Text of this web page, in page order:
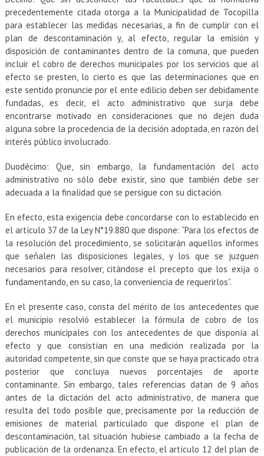
precedentemente citada otorga a la Municipalidad de Tocopilla
para establecer las medidas necesarias, a fin de cumplir con el
plan de descontaminación y, al efecto, regular la emisión y
disposición de contaminantes dentro de la comuna, que pueden
incluir el cobro de derechos municipales por los servicios que al
efecto se presten, lo cierto es que las determinaciones que en
este sentido pronuncie por el ente edilicio deben ser debidamente
fundadas, es decir, el acto administrativo que surja debe
encontrarse motivado en consideraciones que no dejen duda
alguna sobre la procedencia de la decisión adoptada, en razón del
interés público involucrado.
Duodécimo: Que, sin embargo, la fundamentación del acto
administrativo no sólo debe existir, sino que también debe ser
adecuada a la finalidad que se persigue con su dictación.
En efecto, esta exigencia debe concordarse con lo establecido en
el artículo 37 de la Ley N°19.880 que dispone: “Para los efectos de
la resolución del procedimiento, se solicitarán aquellos informes
que señalen las disposiciones legales, y los que se juzguen
necesarios para resolver, citándose el precepto que los exija o
fundamentando, en su caso, la conveniencia de requerirlos”.
En el presente caso, consta del mérito de los antecedentes que
el municipio resolvió establecer la fórmula de cobro de los
derechos municipales con los antecedentes de que disponía al
efecto y que consistían en una medición realizada por la
autoridad competente, sin que conste que se haya practicado otra
posterior que concluya nuevos porcentajes de aporte
contaminante. Sin embargo, tales referencias datan de 9 años
antes de la dictación del acto administrativo, de manera que
resulta del todo posible que, precisamente por la reducción de
emisiones de material particulado que dispone el plan de
descontaminación, tal situación hubiese cambiado a la fecha de
publicación de la ordenanza. En efecto, el artículo 12 del plan de